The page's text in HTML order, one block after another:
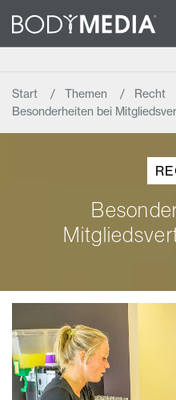
Start Themen
Recht
Besonderheiten bei